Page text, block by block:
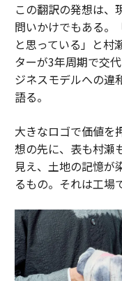
この翻訳の発想は、
問いかけでもある。
と思っている」と村
ターが3年周期で交
ジネスモデルへの違
語る。
大きなロゴで価値を
想の先に、表も村瀬
見え、土地の記憶が
るもの。それは工場